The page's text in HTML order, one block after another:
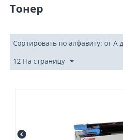
Тонер
Сортировать по алфавиту: от А
12 На страницу